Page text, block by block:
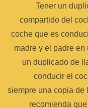
Tener un
compartido del
coche que es
madre y el padre
un duplicado de
conducir el
siempre una copia de
recomienda